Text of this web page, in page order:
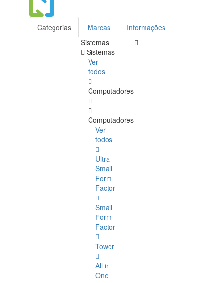
Categorias Marcas
Informações
Sistemas
Sistemas
Ver
todos
Computadores
Computadores
Ver
todos
Ultra
Small
Form
Factor
Small
Form
Factor
Tower
All in
One